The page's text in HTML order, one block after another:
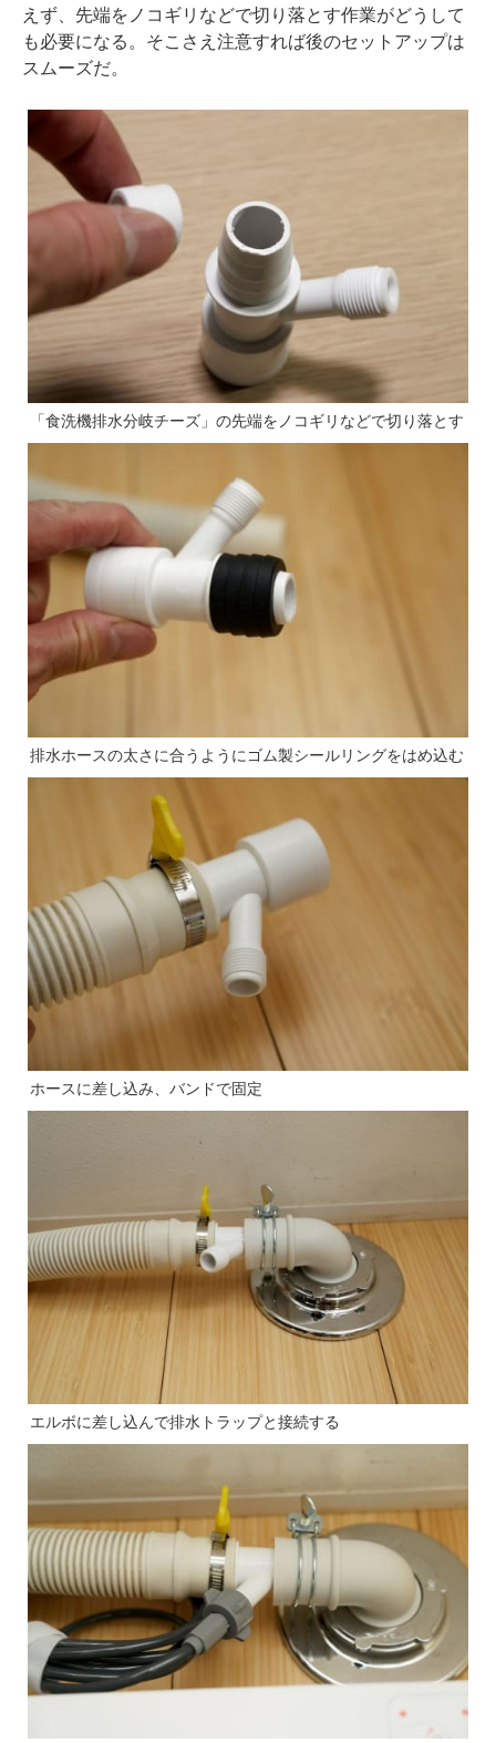
えず、先端をノコギリなどで切り落とす作業がどうして
も必要になる。そこさえ注意すれば後のセットアップは
スムーズだ。
「食洗機排水分岐チーズ」の先端をノコギリなどで切り落とす
排水ホースの太さに合うようにゴム製シールリングをはめ込む
ホースに差し込み、バンドで固定
エルボに差し込んで排水トラップと接続する